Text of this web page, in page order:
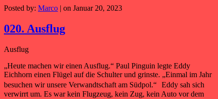
Posted by: Marco | on Januar 20, 2023
020. Ausflug
Ausflug
„Heute machen wir einen Ausflug.“ Paul Pinguin legte Eddy
Eichhorn einen Flügel auf die Schulter und grinste. „Einmal im Jahr
besuchen wir unsere Verwandtschaft am Südpol.“ Eddy sah sich
verwirrt um. Es war kein Flugzeug, kein Zug, kein Auto vor dem